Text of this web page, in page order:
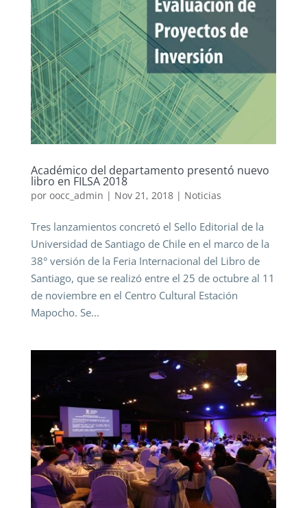
Académico del departamento presentó nuevo
libro en FILSA 2018
por oocc_admin | Nov 21, 2018| Noticias
Tres lanzamientos concretó el Sello Editorial de la
Universidad de Santiago de Chile en el marco de la
38° versión de la Feria Internacional del Libro de
Santiago, que se realizó entre el 25 de octubre al 11
de noviembre en el Centro Cultural Estación
Mapocho. Se...